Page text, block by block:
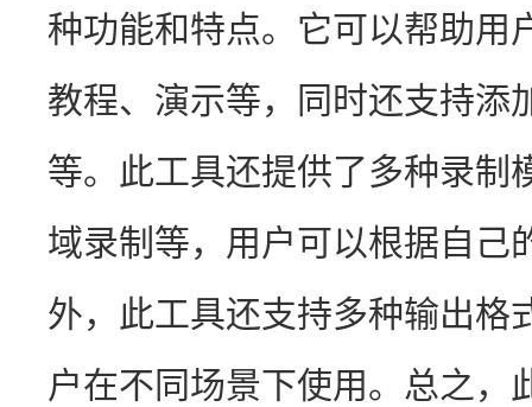
种功能和特点。它可以帮助用
教程、演示等，同时还支持添
等。此工具还提供了多种录制
域录制等，用户可以根据自己
外，此工具还支持多种输出格
户在不同场景下使用。总之，